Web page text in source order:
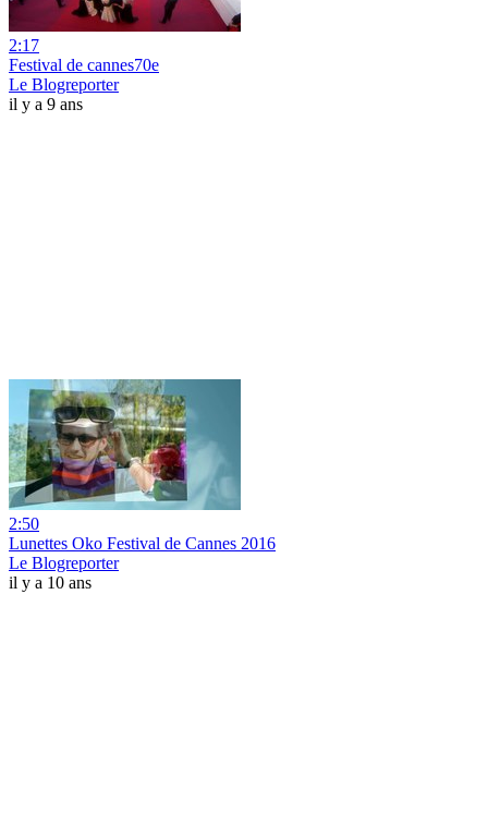
2:17
Festival de cannes70e
Le Blogreporter
il y a 9 ans
2:50
Lunettes Oko Festival de Cannes 2016
Le Blogreporter
il y a 10 ans